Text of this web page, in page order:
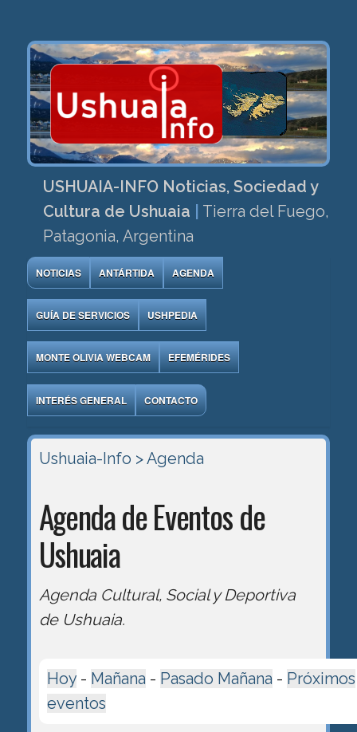
USHUAIA-INFO Noticias, Sociedad y
Cultura de Ushuaia
Tierra del Fuego,
Patagonia, Argentina
NOTICIAS ANTÁRTIDA AGENDA
GUÍA DE SERVICIOS USHPEDIA
MONTE OLIVIA WEBCAM EFEMÉRIDES
INTERÉS GENERAL CONTACTO
Ushuaia-Info > Agenda
Agenda de Eventos de
Ushuaia
Agenda Cultural, Social y Deportiva
de Ushuaia.
Hoy- Mañana - Pasado Mañana - Próximos
eventos